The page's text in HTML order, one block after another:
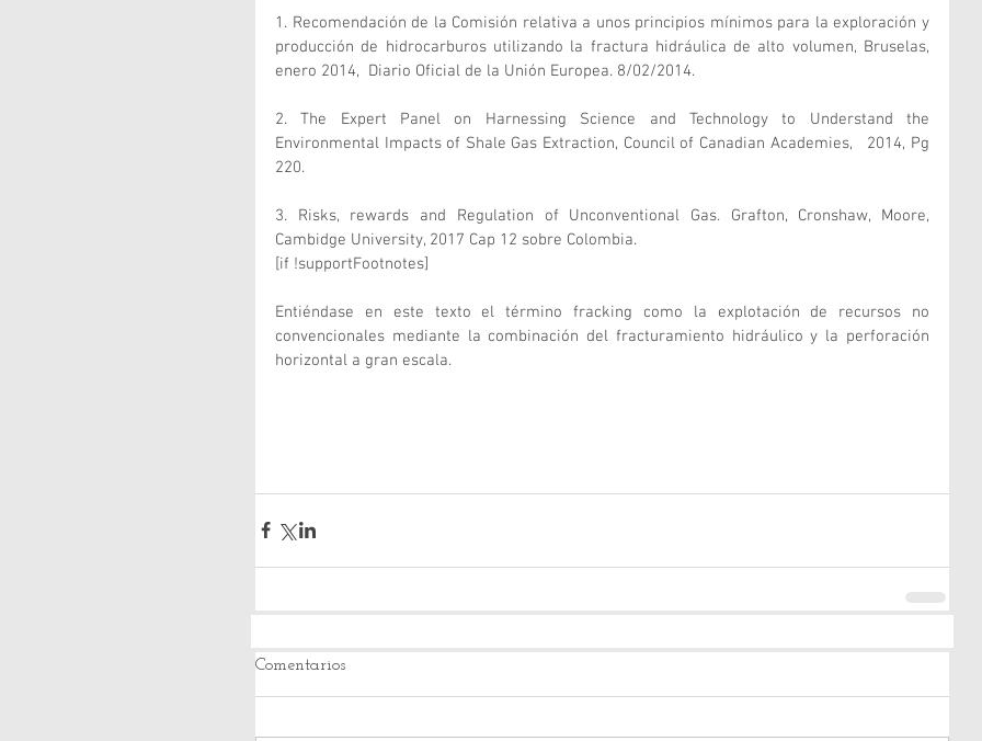
1. Recomendación de la Comisión relativa a unos principios mínimos para la exploración y
producción de hidrocarburos utilizando la fractura hidráulica de alto volumen, Bruselas,
enero 2014,  Diario Oficial de la Unión Europea. 8/02/2014.
2. The Expert Panel on Harnessing Science and Technology to Understand the
Environmental Impacts of Shale Gas Extraction, Council of Canadian Academies,   2014, Pg
220.
3. Risks, rewards and Regulation of Unconventional Gas. Grafton, Cronshaw, Moore,
Cambidge University, 2017 Cap 12 sobre Colombia.
[if !supportFootnotes]
Entiéndase en este texto el término fracking como la explotación de recursos no
convencionales mediante la combinación del fracturamiento hidráulico y la perforación
horizontal a gran escala.
Comentarios